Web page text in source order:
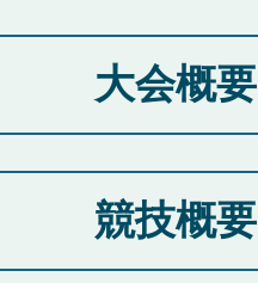
大会概要
競技概要